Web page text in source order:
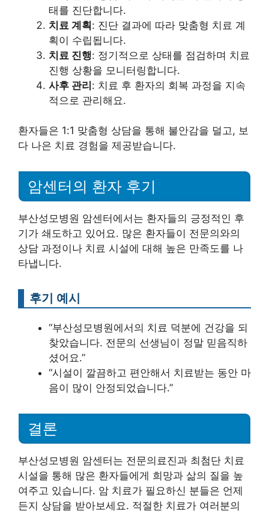
태를 진단합니다.
치료 계획: 진단 결과에 따라 맞춤형 치료 계
획이 수립됩니다.
치료 진행: 정기적으로 상태를 점검하며 치료
진행 상황을 모니터링합니다.
사후 관리: 치료 후 환자의 회복 과정을 지속
적으로 관리해요.
환자들은 1:1 맞춤형 상담을 통해 불안감을 덜고, 보
다 나은 치료 경험을 제공받습니다.
암센터의 환자 후기
부산성모병원 암센터에서는 환자들의 긍정적인 후
기가 쇄도하고 있어요. 많은 환자들이 전문의와의
상담 과정이나 치료 시설에 대해 높은 만족도를 나
타냅니다.
후기 예시
“부산성모병원에서의 치료 덕분에 건강을 되
찾았습니다. 전문의 선생님이 정말 믿음직하
셨어요.”
“시설이 깔끔하고 편안해서 치료받는 동안 마
음이 많이 안정되었습니다.”
결론
부산성모병원 암센터는 전문의료진과 최첨단 치료
시설을 통해 많은 환자들에게 희망과 삶의 질을 높
여주고 있습니다. 암 치료가 필요하신 분들은 언제
든지 상담을 받아보세요. 적절한 치료가 여러분의